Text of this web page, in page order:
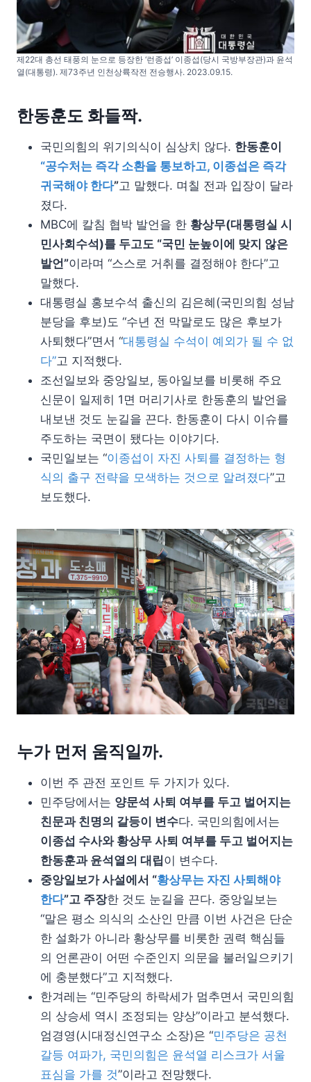
제22대 총선 태풍의 눈으로 등장한 ‘런종섭’ 이종섭(당시 국방부장관)과 윤석
열(대통령). 제73주년 인천상륙작전 전승행사. 2023.09.15.
한동훈도 화들짝.
국민의힘의 위기의식이 심상치 않다. 한동훈이
“공수처는 즉각 소환을 통보하고, 이종섭은 즉각
귀국해야 한다”고 말했다. 며칠 전과 입장이 달라
졌다.
MBC에 칼침 협박 발언을 한 황상무(대통령실 시
민사회수석)를 두고도 “국민 눈높이에 맞지 않은
발언”이라며 “스스로 거취를 결정해야 한다”고
말했다.
대통령실 홍보수석 출신의 김은혜(국민의힘 성남
분당을 후보)도 “수년 전 막말로도 많은 후보가
사퇴했다”면서 “대통령실 수석이 예외가 될 수 없
다”고 지적했다.
조선일보와 중앙일보, 동아일보를 비롯해 주요
신문이 일제히 1면 머리기사로 한동훈의 발언을
내보낸 것도 눈길을 끈다. 한동훈이 다시 이슈를
주도하는 국면이 됐다는 이야기다.
국민일보는 “이종섭이 자진 사퇴를 결정하는 형
식의 출구 전략을 모색하는 것으로 알려졌다”고
보도했다.
누가 먼저 움직일까.
이번 주 관전 포인트 두 가지가 있다.
민주당에서는 양문석 사퇴 여부를 두고 벌어지는
친문과 친명의 갈등이 변수다. 국민의힘에서는
이종섭 수사와 황상무 사퇴 여부를 두고 벌어지는
한동훈과 윤석열의 대립이 변수다.
중앙일보가 사설에서 “황상무는 자진 사퇴해야
한다”고 주장한 것도 눈길을 끈다. 중앙일보는
“말은 평소 의식의 소산인 만큼 이번 사건은 단순
한 설화가 아니라 황상무를 비롯한 권력 핵심들
의 언론관이 어떤 수준인지 의문을 불러일으키기
에 충분했다”고 지적했다.
한겨레는 “민주당의 하락세가 멈추면서 국민의힘
의 상승세 역시 조정되는 양상”이라고 분석했다.
엄경영(시대정신연구소 소장)은 “민주당은 공천
갈등 여파가, 국민의힘은 윤석열 리스크가 서울
표심을 가를 것”이라고 전망했다.